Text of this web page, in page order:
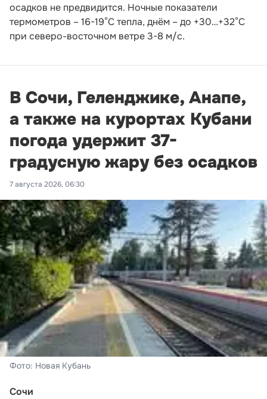
осадков не предвидится. Ночные показатели
термометров – 16-19°С тепла, днём – до +30…+32°С
при северо-восточном ветре 3-8 м/с.
В Сочи, Геленджике, Анапе,
а также на курортах Кубани
погода удержит 37-
градусную жару без осадков
7 августа 2026, 06:30
Фото: Новая Кубань
Сочи